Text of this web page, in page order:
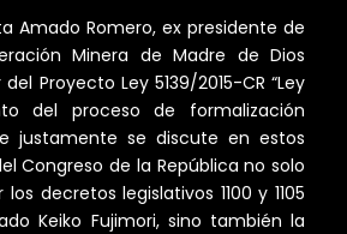
Amado Romero, ex presidente de
Minera de Madre de Dios
del Proyecto Ley 5139/2015-CR “Ley
del proceso de formalización
justamente se discute en estos
Congreso de la República no solo
decretos legislativos 1100 y 1105
Keiko Fujimori, sino también la